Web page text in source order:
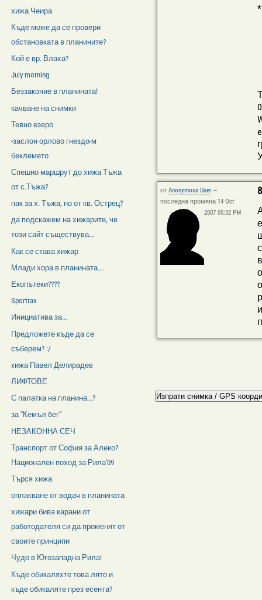
отAnonymous User —
последна промяна 14 Oct
2007 05:32 PM
хижа Чеира
Къде може да се провери
обстановката в планините?
Кой е вр. Влаха?
July morning
Беззаконие в планината!
качване на снимки
Тевно езеро
-заслон орлово гнездо-м
беклемето
Спешно маршрут до хижа Тъжа
от с.Тъжа?
пак за х. Тъжа, но от кв. Острец?
да подскажем на хижарите, че
този сайт съществува...
Как се става хижар
Млади хора в планината....
Екопътеки????
Sportrax
Инициатива за...
Предложете къде да се
съберем? :/
xижа Павел Делирадев
ЛИФТОВЕ
С палатка на планина...?
за "Кемъл бег"
НЕЗАКОННА СЕЧ
Транспорт от София за Алеко?
Национален поход за Рила'09
Търся хижа
оплакване от водач в планината
хижари бива карани от
работодателя си да променят от
своите принципи
Чудо в Югозападна Рила!
Къде обикаляхте това лято и
къде обикаляте през есента?